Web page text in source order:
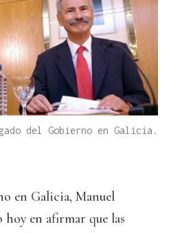
del Gobierno en Galicia.
en Galicia, Manuel
en afirmar que las